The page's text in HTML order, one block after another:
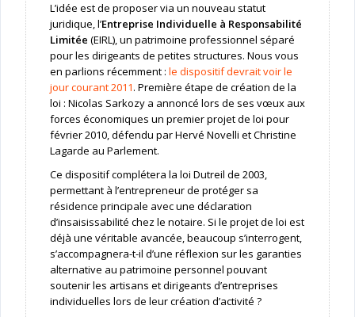
L’idée est de proposer via un nouveau statut
juridique, l’Entreprise Individuelle à Responsabilité
Limitée (EIRL), un patrimoine professionnel séparé
pour les dirigeants de petites structures. Nous vous
en parlions récemment : le dispositif devrait voir le
jour courant 2011. Première étape de création de la
loi : Nicolas Sarkozy a annoncé lors de ses vœux aux
forces économiques un premier projet de loi pour
février 2010, défendu par Hervé Novelli et Christine
Lagarde au Parlement.
Ce dispositif complétera la loi Dutreil de 2003,
permettant à l’entrepreneur de protéger sa
résidence principale avec une déclaration
d’insaisissabilité chez le notaire. Si le projet de loi est
déjà une véritable avancée, beaucoup s’interrogent,
s’accompagnera-t-il d’une réflexion sur les garanties
alternative au patrimoine personnel pouvant
soutenir les artisans et dirigeants d’entreprises
individuelles lors de leur création d’activité ?